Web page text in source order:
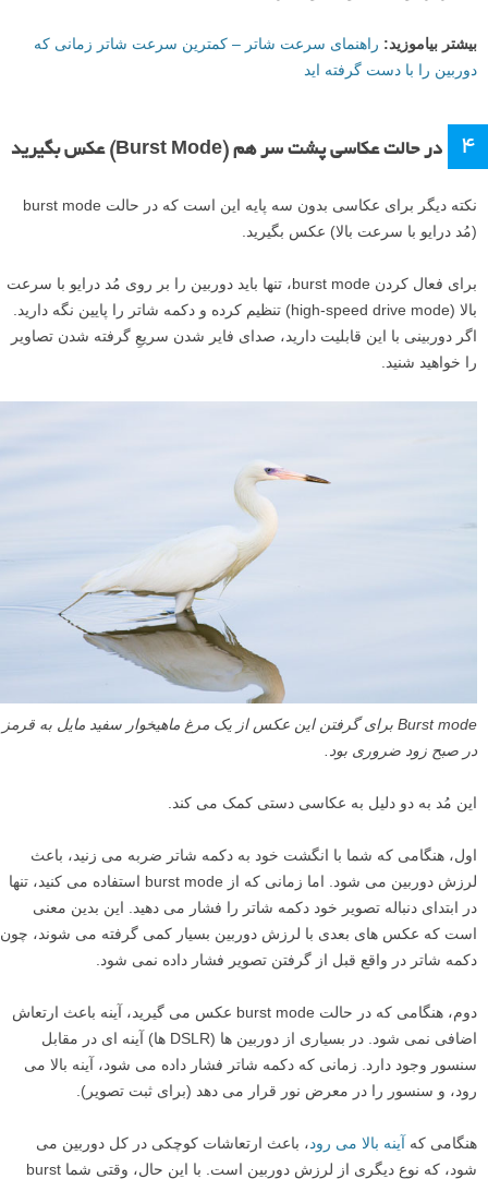
بیشتر بیاموزید: راهنمای سرعت شاتر – کمترین سرعت شاتر زمانی که
دوربین را با دست گرفته اید
۴ در حالت عکاسی پشت سر هم (Burst Mode) عکس بگیرید
نکته دیگر برای عکاسی بدون سه پایه این است که در حالت burst mode
(مُد درایو با سرعت بالا) عکس بگیرید.
برای فعال کردن burst mode، تنها باید دوربین را بر روی مُد درایو با سرعت
بالا (high-speed drive mode) تنظیم کرده و دکمه شاتر را پایین نگه دارید.
اگر دوربینی با این قابلیت دارید، صدای فایر شدن سریعِ گرفته شدن تصاویر
را خواهید شنید.
Burst mode برای گرفتن این عکس از یک مرغ ماهیخوار سفید مایل به قرمز
در صبح زود ضروری بود.
این مُد به دو دلیل به عکاسی دستی کمک می کند.
اول، هنگامی که شما با انگشت خود به دکمه شاتر ضربه می زنید، باعث
لرزش دوربین می شود. اما زمانی که از burst mode استفاده می کنید، تنها
در ابتدای دنباله تصویر خود دکمه شاتر را فشار می دهید. این بدین معنی
است که عکس های بعدی با لرزش دوربین بسیار کمی گرفته می شوند، چون
دکمه شاتر در واقع قبل از گرفتن تصویر فشار داده نمی شود.
دوم، هنگامی که در حالت burst mode عکس می گیرید، آینه باعث ارتعاش
اضافی نمی شود. در بسیاری از دوربین ها (DSLR ها) آینه ای در مقابل
سنسور وجود دارد. زمانی که دکمه شاتر فشار داده می شود، آینه بالا می
رود، و سنسور را در معرض نور قرار می دهد (برای ثبت تصویر).
هنگامی که آینه بالا می رود، باعث ارتعاشات کوچکی در کل دوربین می
شود، که نوع دیگری از لرزش دوربین است. با این حال، وقتی شما burst